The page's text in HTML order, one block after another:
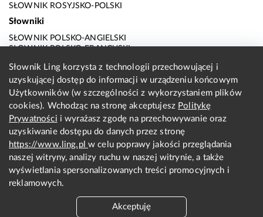
SŁOWNIK ROSYJSKO-POLSKI
Słowniki
SŁOWNIK POLSKO-ANGIELSKI
SŁOWNIK POLSKO-FRANCUSKI
SŁOWNIK POLSKO-HISZPAŃSKI
SŁOWNIK POLSKO-NIEMIECKI
SŁOWNIK POLSKO-ROSYJSKI
SŁOWNIK ANGIELSKO-POLSKI
SŁOWNIK FRANCUSKO-POLSKI
SŁOWNIK WŁOSKO-POLSKI
SŁOWNIK HISZPAŃSKO-POLSKI
SŁOWNIK NIEMIECKO-POLSKI
SŁOWNIK ROSYJSKO-POLSKI
O nas
KONTAKT Z REDAKCJĄ
Słownik Ling korzysta z technologii przechowującej i
uzyskującej dostęp do informacji w urządzeniu końcowym
Użytkowników (w szczególności z wykorzystaniem plików
cookies). Wchodząc na stronę akceptujesz Politykę
Prywatności i wyrażasz zgodę na przechowywanie oraz
uzyskiwanie dostępu do danych przez stronę
https://www.ling.plw celu poprawy jakości przeglądania
naszej witryny, analizy ruchu w naszej witrynie, a także
wyświetlania spersonalizowanych treści promocyjnych i
reklamowych.
Akceptuję